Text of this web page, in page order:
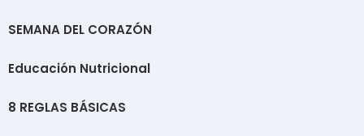
SEMANA DEL CORAZÓN
Educación Nutricional
8 REGLAS BÁSICAS